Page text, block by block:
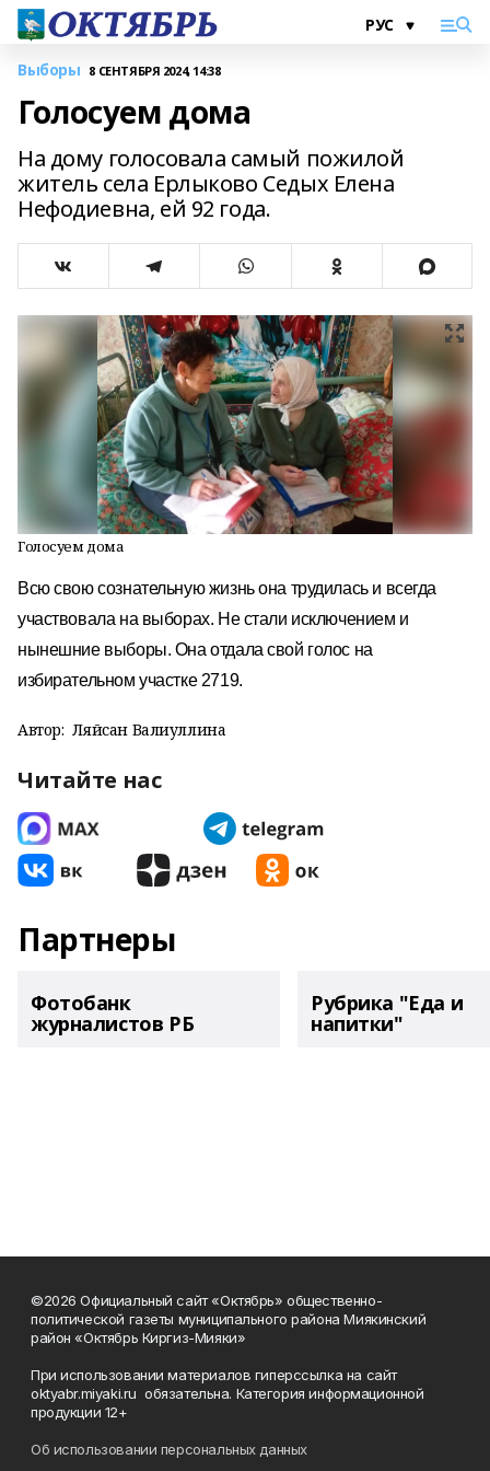
Выборы 8 СЕНТЯБРЯ 2024, 14:38
Голосуем дома
На дому голосовала самый пожилой
житель села Ерлыково Седых Елена
Нефодиевна, ей 92 года.
Голосуем дома
Всю свою сознательную жизнь она трудилась и всегда
участвовала на выборах. Не стали исключением и
нынешние выборы. Она отдала свой голос на
избирательном участке 2719.
Автор: Ляйсан Валиуллина
Читайте нас
Партнеры
Фотобанк
журналистов РБ
Рубрика "Еда и
напитки"
©2026 Официальный сайт «Октябрь» общественно-
политической газеты муниципального района Миякинский
район «Октябрь Киргиз-Мияки»
При использовании материалов гиперссылка на сайт
oktyabr.miyaki.ru обязательна. Категория информационной
продукции 12+
Об использовании персональных данных